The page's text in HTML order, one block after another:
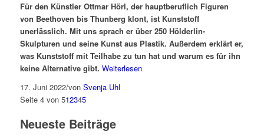
Für den Künstler Ottmar Hörl, der hauptberuflich Figuren
von Beethoven bis Thunberg klont, ist Kunststoff
unerlässlich. Mit uns sprach er über 250 Hölderlin-
Skulpturen und seine Kunst aus Plastik. Außerdem erklärt er,
was Kunststoff mit Teilhabe zu tun hat und warum es für ihn
keine Alternative gibt. Weiterlesen
17. Juni 2022/von Svenja Uhl
Seite 4 von 512345
Neueste Beiträge